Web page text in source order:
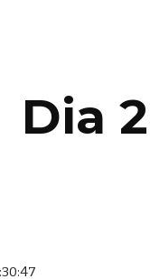
Dia